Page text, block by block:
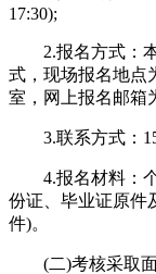
17:30);
2.报名方式：本
式，现场报名地点
室，网上报名邮箱
3.联系方式：
4.报名材料：个
份证、毕业证原件
件)。
(二)考核采取面